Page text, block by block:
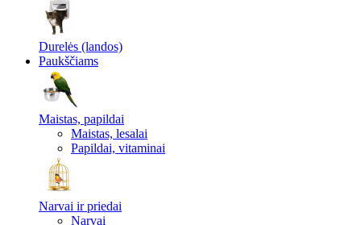
Durelės (landos)
Paukščiams
Maistas, papildai
Maistas, lesalai
Papildai, vitaminai
Narvai ir priedai
Narvai